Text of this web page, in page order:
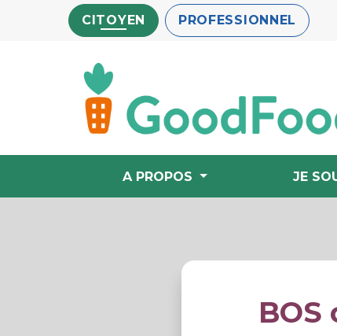
CITOYEN PROFESSIONNEL
A PROPOS JE